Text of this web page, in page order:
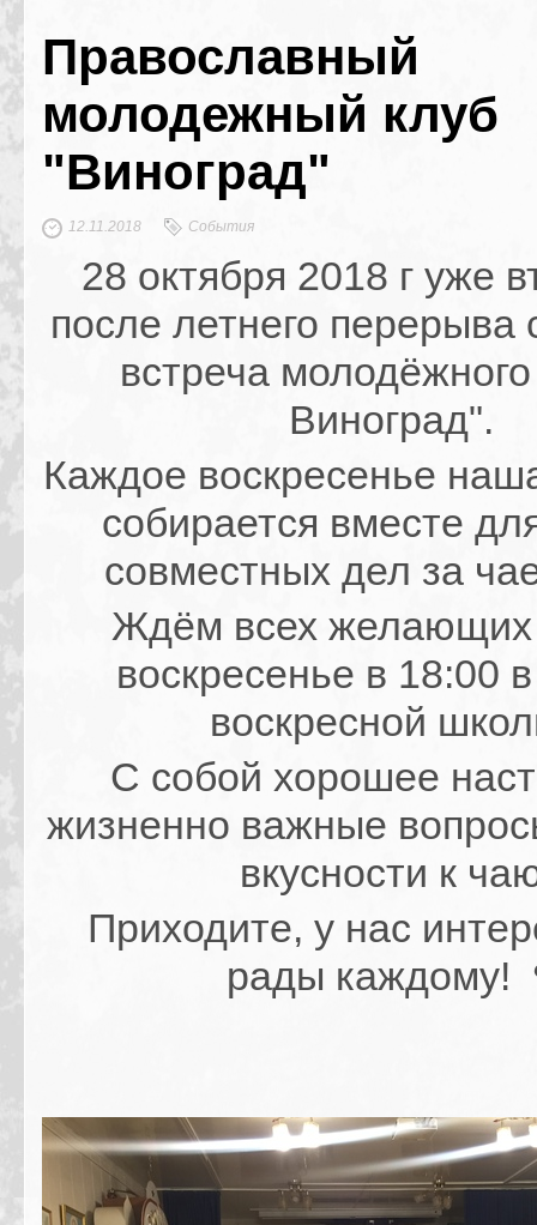
Православный
молодежный клуб
"Виноград"
12.11.2018 События
28 октября 2018 г уже
после летнего перерыва
встреча
Виноград".
Каждое воскресенье
собирается вместе
совместных дел за
Ждём всех желающих
воскресенье в 18:00
воскресной
С собой хорошее
жизненно важные
вкусности к
Приходите, у нас
рады